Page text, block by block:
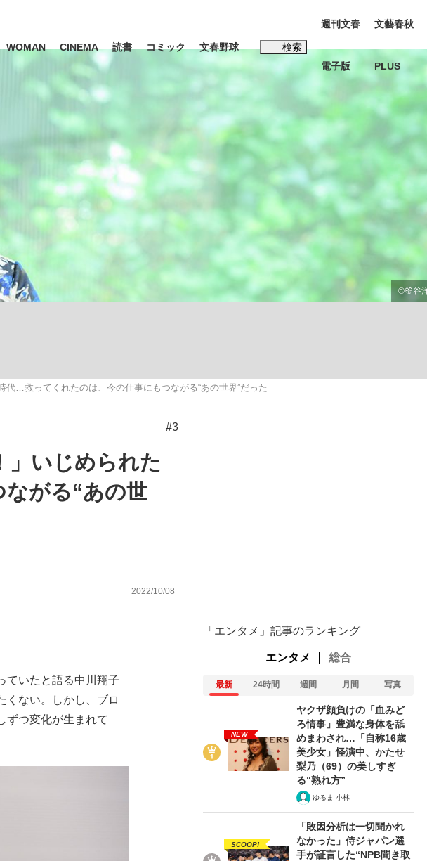
ビジネス
悪の空気のまま解散」WBC日本代表“敗戦”の真実 選手が明かす...
観る将棋、読む将棋
WOMAN CINEMA 読書 コミック 文春野球 検索
#内田有紀
#松田聖子
週刊文春
電子版
文藝春秋
PLUS
…救ってくれたのは、今の仕事にもつながる“あの世界”だった
#3
」いじめられた
がる“あの世
2022/10/08
いたと語る中川翔子
くない。しかし、ブロ
ずつ変化が生まれて
「エンタメ」記事のランキング
エンタメ 総合
最新 24時間 週間 月間 写真
NEW
ヤクザ顔負けの「血みど
ろ情事」豊満な身体を舐
めまわされ…「自称16歳
美少女」怪演中、かたせ
梨乃（69）の美しすぎ
る“熟れ方”
ゆるま 小林
SCOOP!
「敗因分析は一切聞かれ
なかった」侍ジャパン選
手が証言した“NPB聞き取